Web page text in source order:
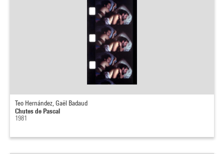
Teo Hernández, Gaël Badaud
Chutes de Pascal
1981